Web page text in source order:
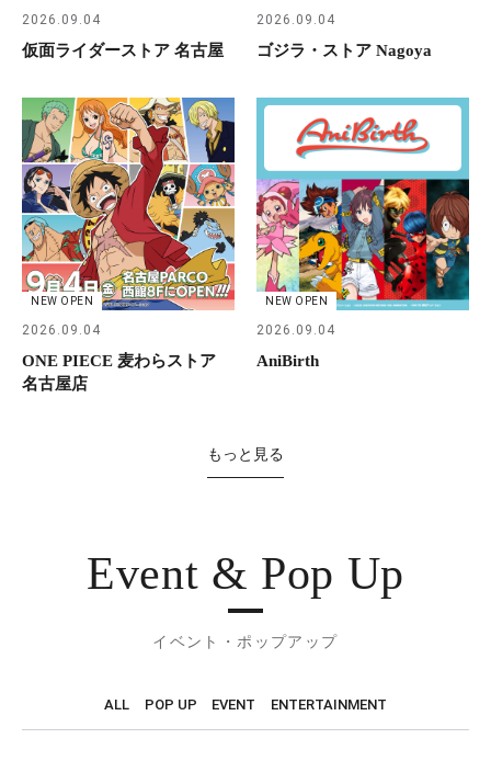
2026.09.04
仮面ライダーストア 名古屋
2026.09.04
ゴジラ・ストア Nagoya
NEW OPEN
2026.09.04
ONE PIECE 麦わらストア
名古屋店
NEW OPEN
2026.09.04
AniBirth
もっと見る
Event & Pop Up
イベント・ポップアップ
ALL POP UP EVENT ENTERTAINMENT